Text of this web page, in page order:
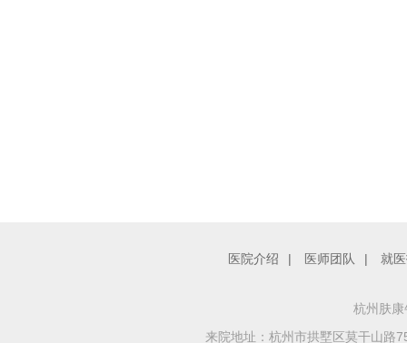
医院介绍 | 医师团队 | 就
杭州肤
来院地址：杭州市拱墅区莫干山